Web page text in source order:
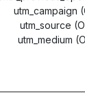
utm_campaign
utm_source
utm_medium